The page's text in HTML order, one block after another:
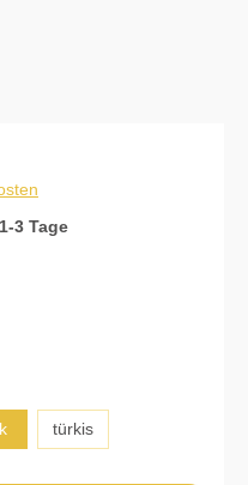
3 Tage
zurzeit nicht verfügbar.)
türkis